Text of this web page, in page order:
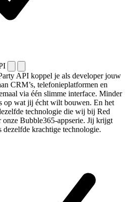
API koppel je als developer jouw
CRM’s, telefonieplatformen en
via één slimme interface. Minder
op wat jij écht wilt bouwen. En het
technologie die wij bij Red
onze Bubble365-appserie. Jij krijgt
dezelfde krachtige technologie.